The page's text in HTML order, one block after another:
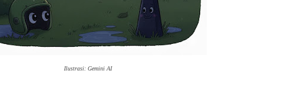
Ilustrasi: Gemini AI